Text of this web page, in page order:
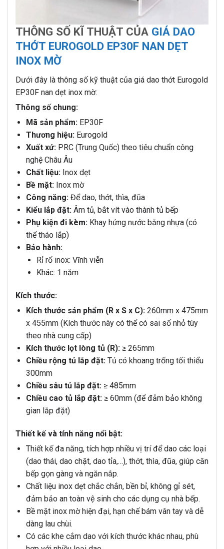
THÔNG SỐ KĨ THUẬT CỦA GIÁ DAO
THỚT EUROGOLD EP30F NAN DẸT
INOX MỜ
Dưới đây là thông số kỹ thuật của giá dao thớt Eurogold
EP30F nan dẹt inox mờ:
Thông số chung:
Mã sản phẩm:EP30F
Thương hiệu:Eurogold
Xuất xứ:PRC (Trung Quốc) theo tiêu chuẩn công
nghệ Châu Âu
Chất liệu:Inox dẹt
Bề mặt:Inox mờ
Công năng:Để dao, thớt, thìa, đũa
Kiểu lắp đặt:Âm tủ, bắt vít vào thành tủ bếp
Phụ kiện đi kèm:Khay hứng nước bằng nhựa (có
thể tháo lắp)
Bảo hành:
Rỉ rổ inox: Vĩnh viễn
Khác: 1 năm
Kích thước:
Kích thước sản phẩm (R x S x C):260mm x 475mm
x 455mm (Kích thước này có thể có sai số nhỏ tùy
theo nhà cung cấp)
Kích thước lọt lòng tủ (R):≥ 265mm
Chiều rộng tủ lắp đặt:Tủ có khoang trống tối thiểu
300mm
Chiều sâu tủ lắp đặt:≥ 485mm
Chiều cao tủ lắp đặt:≥ 60mm (để đảm bảo không
gian lắp đặt)
Thiết kế và tính năng nổi bật:
Thiết kế đa năng, tích hợp nhiều vị trí để dao các loại
(dao thái, dao chặt, dao tỉa,…), thớt, thìa, đũa, giúp căn
bếp gọn gàng và ngăn nắp.
Chất liệu inox dẹt chắc chắn, bền bỉ, không gỉ sét,
đảm bảo an toàn vệ sinh cho các dụng cụ nhà bếp.
Bề mặt inox mờ hiện đại, hạn chế bám vân tay và dễ
dàng lau chùi.
Có các khe cắm dao với kích thước khác nhau, phù